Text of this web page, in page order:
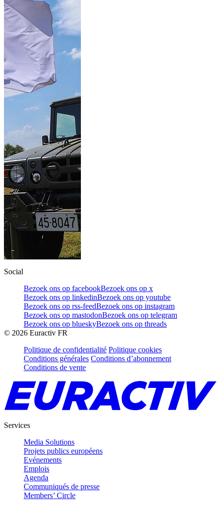
Social
Bezoek ons op facebookBezoek ons op x
Bezoek ons op linkedinBezoek ons op youtube
Bezoek ons op rss-feedBezoek ons op instagram
Bezoek ons op mastodonBezoek ons op telegram
Bezoek ons op blueskyBezoek ons op threads
© 2026 Euractiv FR
Politique de confidentialité Politique cookies
Conditions générales Conditions d’abonnement
Conditions de vente
Services
Media Solutions
Projets publics européens
Evénements
Emplois
Agenda
Communiqués de presse
Members’ Circle